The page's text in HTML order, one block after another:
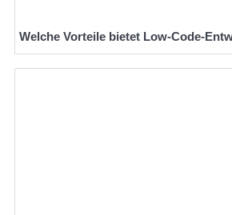
Welche Vorteile bietet Low-Code-